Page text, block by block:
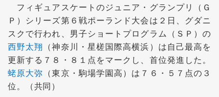
フィギュアスケートのジュニア・グランプリ（Ｇ
Ｐ）シリーズ第６戦ポーランド大会は２日、グダニ
スクで行われ、男子ショートプログラム（ＳＰ）の
西野太翔 （神奈川・星槎国際高横浜）は自己最高を
更新する７８・８１点をマークし、首位発進した。
蛯原大弥 （東京・駒場学園高）は７６・５７点の３
位。（共同）